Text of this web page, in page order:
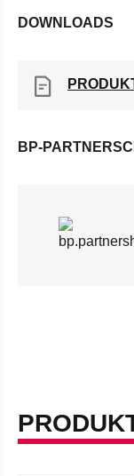
DOWNLOADS
BP-